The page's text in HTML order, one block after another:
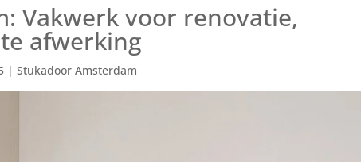
Vakwerk voor renovatie,
afwerking
|Stukadoor Amsterdam